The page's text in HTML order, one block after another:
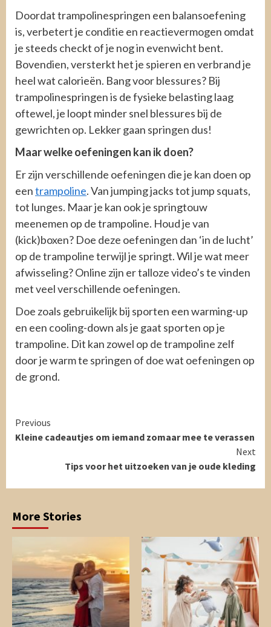
Doordat trampolinespringen een balansoefening
is, verbetert je conditie en reactievermogen omdat
je steeds checkt of je nog in evenwicht bent.
Bovendien, versterkt het je spieren en verbrand je
heel wat calorieën. Bang voor blessures? Bij
trampolinespringen is de fysieke belasting laag
oftewel, je loopt minder snel blessures bij de
gewrichten op. Lekker gaan springen dus!
Maar welke oefeningen kan ik doen?
Er zijn verschillende oefeningen die je kan doen op
eentrampoline. Van jumping jacks tot jump squats,
tot lunges. Maar je kan ook je springtouw
meenemen op de trampoline. Houd je van
(kick)boxen? Doe deze oefeningen dan ‘in de lucht’
op de trampoline terwijl je springt. Wil je wat meer
afwisseling? Online zijn er talloze video’s te vinden
met veel verschillende oefeningen.
Doe zoals gebruikelijk bij sporten een warming-up
en een cooling-down als je gaat sporten op je
trampoline. Dit kan zowel op de trampoline zelf
door je warm te springen of doe wat oefeningen op
de grond.
Continue
Reading
Previous
Kleine cadeautjes om iemand zomaar mee te verassen
Next
Tips voor het uitzoeken van je oude kleding
More Stories